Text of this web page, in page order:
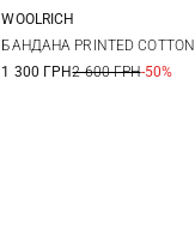
One size
WOOLRICH
БАНДАНА PRINTED COTTON
1 300 ГРН2 600 ГРН-50%